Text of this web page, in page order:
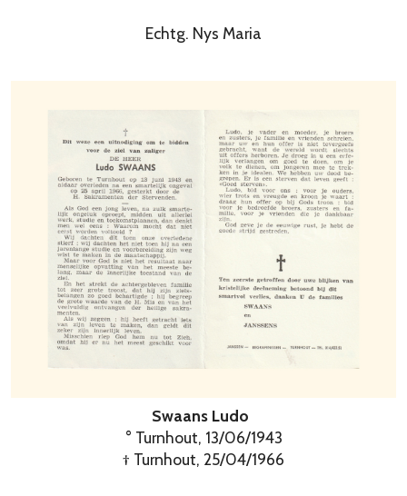
Echtg. Nys Maria
Swaans Ludo
° Turnhout, 13/06/1943
† Turnhout, 25/04/1966